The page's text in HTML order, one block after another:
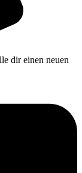
dir einen neuen